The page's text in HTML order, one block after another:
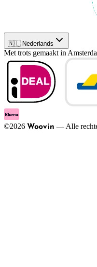
🇳🇱 Nederlands
Met trots gemaakt in
©2026 Woovin — Alle